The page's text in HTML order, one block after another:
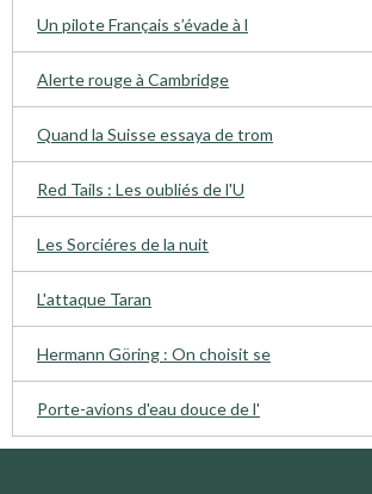
Un pilote Français s’évade à l
Alerte rouge à Cambridge
Quand la Suisse essaya de trom
Red Tails : Les oubliés de l'U
Les Sorciéres de la nuit
L'attaque Taran
Hermann Göring : On choisit se
Porte-avions d'eau douce de l'